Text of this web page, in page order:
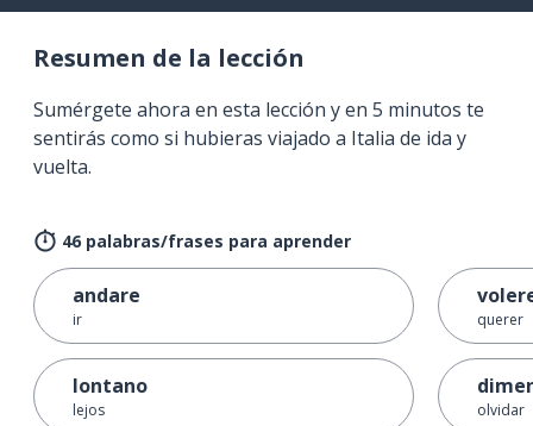
Resumen de la lección
Sumérgete ahora en esta lección y en 5 minutos te
sentirás como si hubieras viajado a Italia de ida y
vuelta.
46 palabras/frases para aprender
andare
ir
lontano
lejos
querer
olvidar